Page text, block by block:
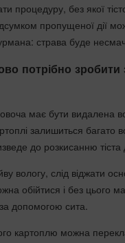
процедуру, без якої
пропущеної дії
страва буде
потрібно зробити
має бути видалена
залишиться багато
до розкисанню тіста
вологу, слід віджати
обійтися і без цього
допомогою сита.
картоплю можна